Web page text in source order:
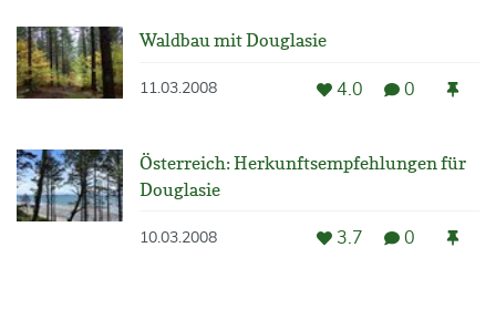
Waldbau mit Douglasie
11.03.2008 4.0 0
Österreich: Herkunftsempfehlungen für
Douglasie
10.03.2008 3.7 0